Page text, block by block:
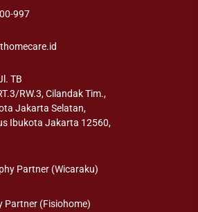
997
TB
RW.3, Cilandak Tim.,
Jakarta Selatan,
Ibukota Jakarta 12560,
Partner (Wicaraku)
Partner (Fisiohome)